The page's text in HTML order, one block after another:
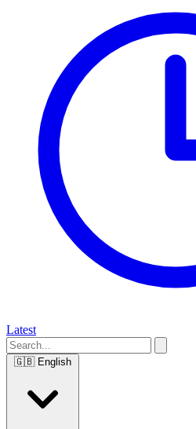
Latest
🇬🇧 English